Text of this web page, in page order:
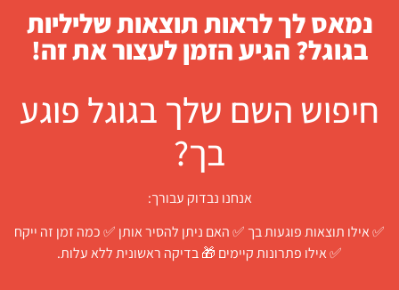
נמאס לך לראות תוצאות שליליות
בגוגל? הגיע הזמן לעצור את זה!
חיפוש השם שלך בגוגל פוגע
בך?
אנחנו נבדוק עבורך:
✅ אילו תוצאות פוגעות בך ✅ האם ניתן להסיר אותן ✅ כמה זמן זה ייקח
✅ אילו פתרונות קיימים 🎁 בדיקה ראשונית ללא עלות.